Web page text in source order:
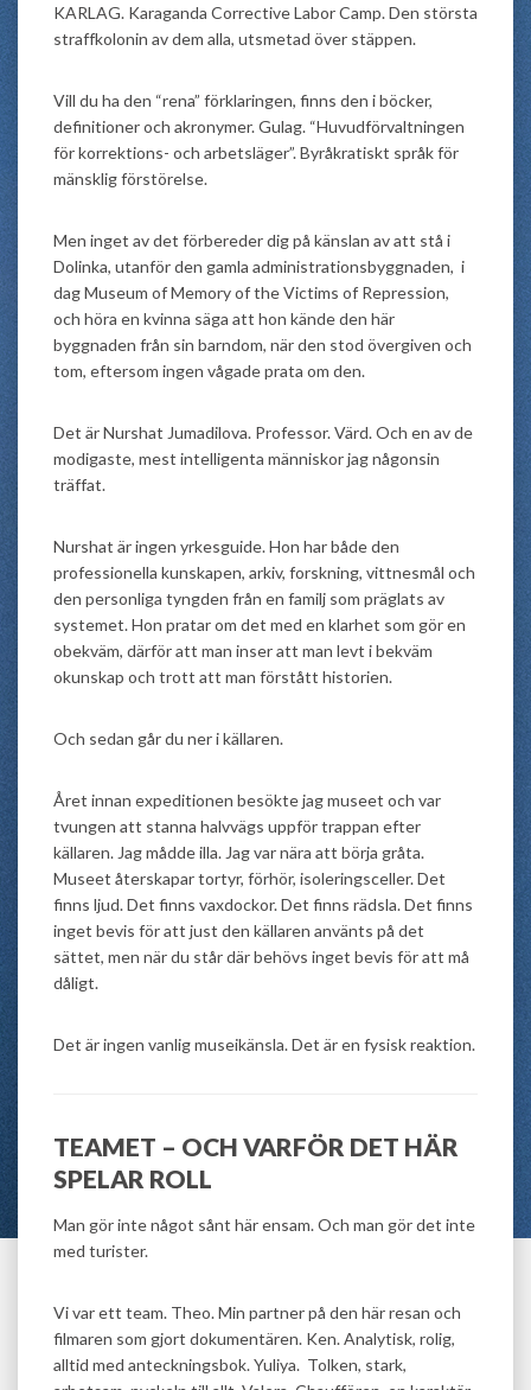
KARLAG. Karaganda Corrective Labor Camp. Den största
straffkolonin av dem alla, utsmetad över stäppen.
Vill du ha den “rena” förklaringen, finns den i böcker,
definitioner och akronymer. Gulag. “Huvudförvaltningen
för korrektions- och arbetsläger”. Byråkratiskt språk för
mänsklig förstörelse.
Men inget av det förbereder dig på känslan av att stå i
Dolinka, utanför den gamla administrationsbyggnaden, i
dag Museum of Memory of the Victims of Repression,
och höra en kvinna säga att hon kände den här
byggnaden från sin barndom, när den stod övergiven och
tom, eftersom ingen vågade prata om den.
Det är Nurshat Jumadilova. Professor. Värd. Och en av de
modigaste, mest intelligenta människor jag någonsin
träffat.
Nurshat är ingen yrkesguide. Hon har både den
professionella kunskapen, arkiv, forskning, vittnesmål och
den personliga tyngden från en familj som präglats av
systemet. Hon pratar om det med en klarhet som gör en
obekväm, därför att man inser att man levt i bekväm
okunskap och trott att man förstått historien.
Och sedan går du ner i källaren.
Året innan expeditionen besökte jag museet och var
tvungen att stanna halvvägs uppför trappan efter
källaren. Jag mådde illa. Jag var nära att börja gråta.
Museet återskapar tortyr, förhör, isoleringsceller. Det
finns ljud. Det finns vaxdockor. Det finns rädsla. Det finns
inget bevis för att just den källaren använts på det
sättet, men när du står där behövs inget bevis för att må
dåligt.
Det är ingen vanlig museikänsla. Det är en fysisk reaktion.
TEAMET – OCH VARFÖR DET HÄR
SPELAR ROLL
Man gör inte något sånt här ensam. Och man gör det inte
med turister.
Vi var ett team. Theo. Min partner på den här resan och
filmaren som gjort dokumentären. Ken. Analytisk, rolig,
alltid med anteckningsbok. Yuliya. Tolken, stark,